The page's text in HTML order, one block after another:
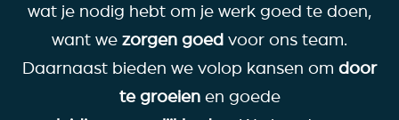
wat je nodig hebt om je werk goed te doen,
want we zorgen goed voor ons team.
Daarnaast bieden we volop kansen om door
te groeienen goede